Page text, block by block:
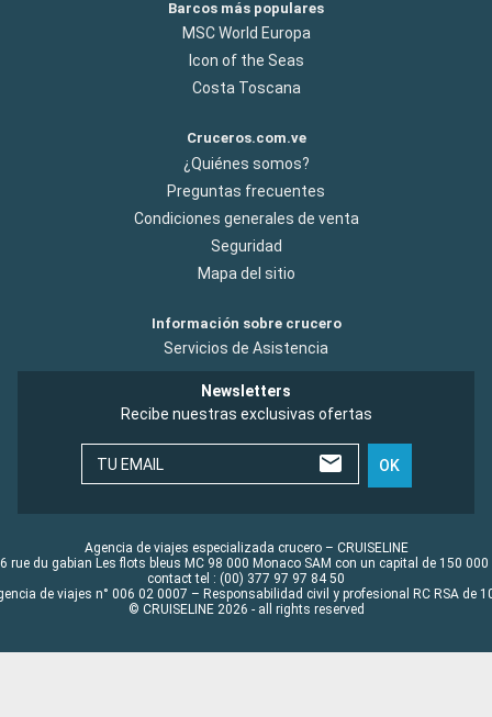
Barcos más populares
MSC World Europa
Icon of the Seas
Costa Toscana
Cruceros.com.ve
¿Quiénes somos?
Preguntas frecuentes
Condiciones generales de venta
Seguridad
Mapa del sitio
Información sobre crucero
Servicios de Asistencia
Newsletters
Recibe nuestras exclusivas ofertas
TU EMAIL OK
Agencia de viajes especializada crucero – CRUISELINE
rue du gabian Les flots bleus MC 98 000 Monaco SAM con un capital de 150 000
contact tel : (00) 377 97 97 84 50
de viajes n° 006 02 0007 – Responsabilidad civil y profesional RC RSA de
© CRUISELINE 2026 - all rights reserved